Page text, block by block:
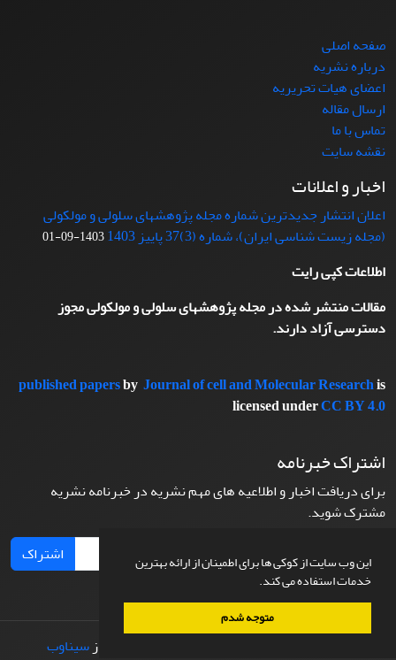
این وب سایت از کوکی ها برای اطمینان از ارائه بهترین
خدمات استفاده می کند.
متوجه شدم
صفحه اصلی
درباره نشریه
اعضای هیات تحریریه
ارسال مقاله
تماس با ما
نقشه سایت
اخبار و اعلانات
اعلان انتشار جدیدترین شماره مجله پژوهشهای سلولی و مولکولی
(مجله زیست شناسی ایران)، شماره (3)37 پاییز 1403
1403-09-01
اطلاعات کپی رایت
مقالات منتشر شده در مجله پژوهشهای سلولی و مولکولی مجوز
دسترسی آزاد دارند.
published papersby Journal of cell and Molecular Researchis
licensed underCC BY 4.0
اشتراک خبرنامه
برای دریافت اخبار و اطلاعیه های مهم نشریه در خبرنامه نشریه
مشترک شوید.
اشتراک
طراحی و پیاده سازی ازسیناوب